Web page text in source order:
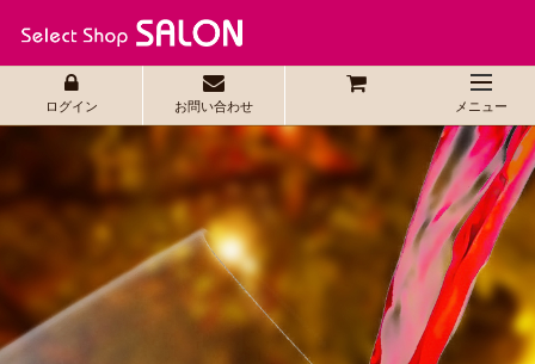
ログイン お問い合わせ メニュー